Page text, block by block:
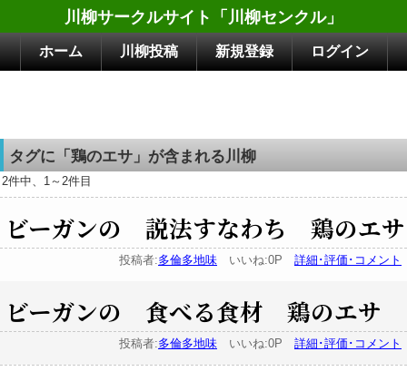
川柳サークルサイト「川柳センクル」
ホーム 川柳投稿 新規登録 ログイン
タグに「鶏のエサ」が含まれる川柳
2件中、1～2件目
ビーガンの 説法すなわち 鶏のエサ
投稿者:多倫多地味 いいね:0P 詳細･評価･コメント
ビーガンの 食べる食材 鶏のエサ
投稿者:多倫多地味 いいね:0P 詳細･評価･コメント